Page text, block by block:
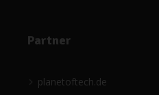
Partner
planetoftech.de